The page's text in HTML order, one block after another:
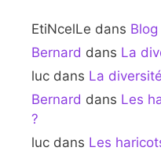
EtiNcelLe dans
Bernard dans La
luc dans La
Bernard dans Les
?
luc dans Les